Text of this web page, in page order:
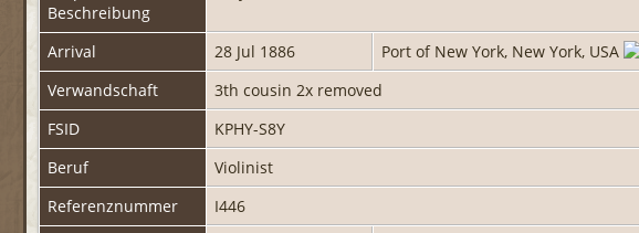
Beschreibung
Arrival 28 Jul 1886 Port of New York, New York, USA
Verwandschaft
3th cousin 2x removed
FSID
KPHY-S8Y
Beruf
Violinist
Referenznummer
I446